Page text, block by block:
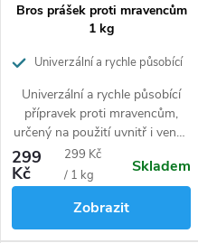
Bros prášek proti mravencům
1 kg
Univerzální a rychle působící
Univerzální a rychle působící
přípravek proti mravencům,
určený na použití uvnitř i venku
(terasy, chodníky, příjezdové
cesty). Lze aplikovat přímo jako
prášek nebo zálivkou. Účinně
hubí celé kolonie. Zničí až 100
hnízd.
299
Kč
Měrná
cena:
299 Kč
/ 1 kg
Skladem
Zobrazit